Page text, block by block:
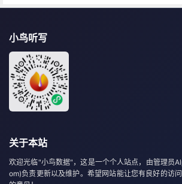
小鸟听写
关于本站
欢迎光临"小鸟数据"，这是一个个人站点，由管理员
om)负责更新以及维护。希望网站能让您有良好的访